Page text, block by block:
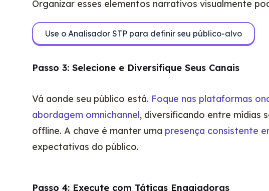
Organizar esses elementos narrativos visualmente
Use o Analisador STP para definir seu público-alvo
Passo 3: Selecione e Diversifique Seus Canais
Vá aonde seu público está. Foque nas plataformas
abordagem omnichannel, diversificando entre mídias
offline. A chave é manter uma presença consistente
expectativas do público.
Passo 4: Execute com Táticas Engajadoras